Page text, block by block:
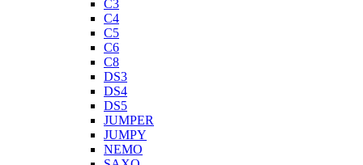
C3
C4
C5
C6
C8
DS3
DS4
DS5
JUMPER
JUMPY
NEMO